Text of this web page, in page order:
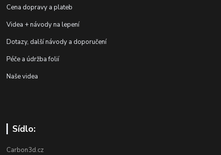
Cena dopravy a plateb
Videa + návody na lepení
Dotazy, další návody a doporučení
Péče a údržba folií
Naše videa
Sídlo:
Carbon3d.cz